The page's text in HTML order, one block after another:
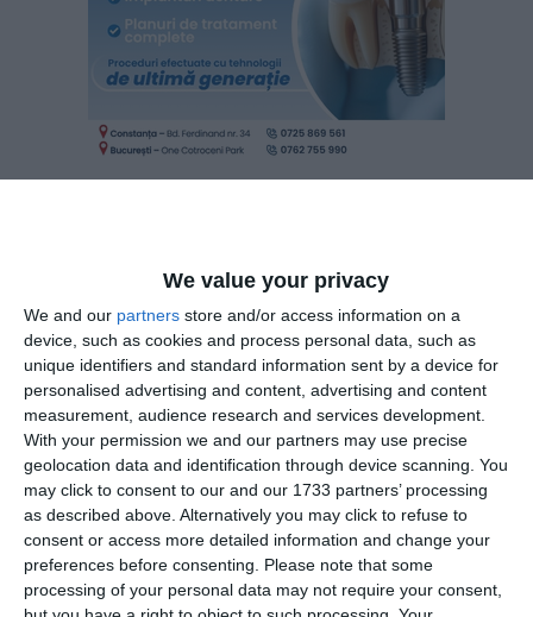
We value your privacy
We and our partners store and/or access information on a
device, such as cookies and process personal data, such as
unique identifiers and standard information sent by a device for
personalised advertising and content, advertising and content
measurement, audience research and services development.
With your permission we and our partners may use precise
geolocation data and identification through device scanning. You
may click to consent to our and our 1733 partners’ processing
as described above. Alternatively you may click to refuse to
consent or access more detailed information and change your
preferences before consenting.
Please note that some
processing of your personal data may not require your consent,
Adaugă-ne ca sursă în Google
Urmărește-ne pe Google News
Urmărește-ne pe Whatsapp
Ti-a placut articolul?